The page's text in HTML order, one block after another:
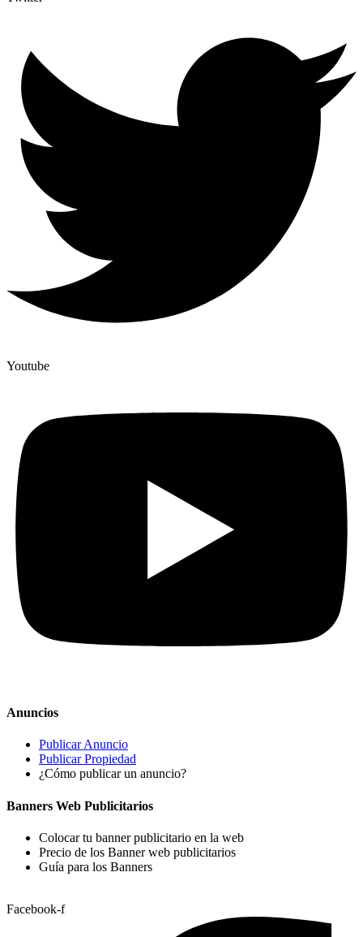
Youtube
Anuncios
Publicar Anuncio
Publicar Propiedad
¿Cómo publicar un anuncio?
Banners Web Publicitarios
Colocar tu banner publicitario en la web
Precio de los Banner web publicitarios
Guía para los Banners
Facebook-f